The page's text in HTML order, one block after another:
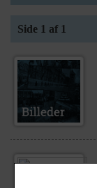
Side 1 af 1